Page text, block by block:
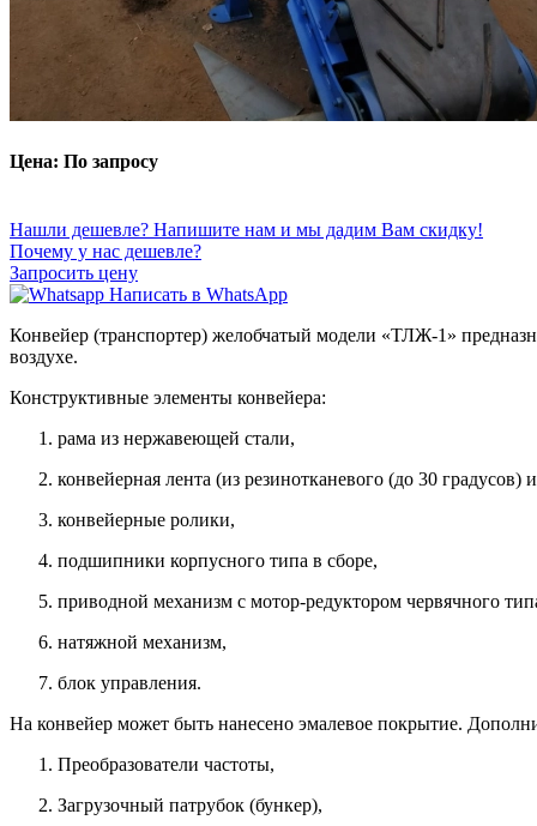
Цена: По запросу
Нашли дешевле? Напишите нам и мы дадим Вам скидку!
Почему у нас дешевле?
Запросить цену
Написать в WhatsApp
Конвейер (транспортер) желобчатый модели «ТЛЖ-1»
воздухе.
Конструктивные элементы конвейера:
рама из нержавеющей стали,
конвейерная лента (из резинотканевого (до 30
конвейерные ролики,
подшипники корпусного типа в сборе,
приводной механизм с мотор-редуктором червячного
натяжной механизм,
блок управления.
На конвейер может быть нанесено эмалевое покрытие.
Преобразователи частоты,
Загрузочный патрубок (бункер),